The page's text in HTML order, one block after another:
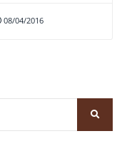
08/04/2016